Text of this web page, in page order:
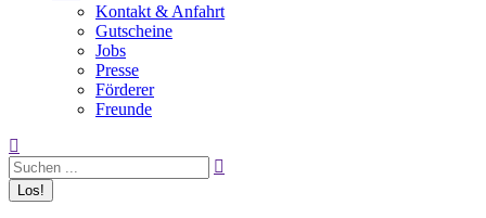
Kontakt & Anfahrt
Gutscheine
Jobs
Presse
Förderer
Freunde
Search: